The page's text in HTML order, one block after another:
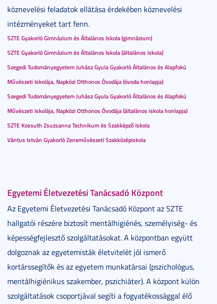
köznevelési feladatok ellátása érdekében köznevelési
intézményeket tart fenn.
SZTE Gyakorló Gimnázium és Általános Iskola (gimnázium)
SZTE Gyakorló Gimnázium és Általános Iskola (általános iskola)
Szegedi Tudományegyetem Juhász Gyula Gyakorló Általános és Alapfokú
Művészeti Iskolája, Napközi Otthonos Óvodája (óvoda honlapja)
Szegedi Tudományegyetem Juhász Gyula Gyakorló Általános és Alapfokú
Művészeti Iskolája, Napközi Otthonos Óvodája (általános iskola honlapja)
SZTE Kossuth Zsuzsanna Technikum és Szakképző Iskola
Vántus István Gyakorló Zeneművészeti Szakközépiskola
Egyetemi Életvezetési Tanácsadó Központ
Az Egyetemi Életvezetési Tanácsadó Központ az SZTE
hallgatói részére biztosít mentálhigiénés, személyiség- és
képességfejlesztő szolgáltatásokat. A központban együtt
dolgoznak az egyetemisták életvitelét jól ismerő
kortárssegítők és az egyetem munkatársai (pszichológus,
mentálhigiénikus szakember, pszichiáter). A központ külön
szolgáltatások csoportjával segíti a fogyatékossággal élő